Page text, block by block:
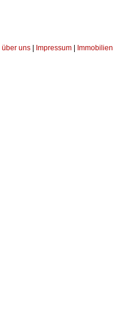
über uns Impressum Immobilien